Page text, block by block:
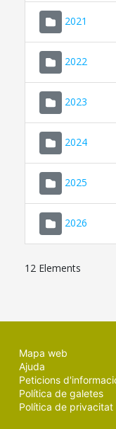
2021
2022
2023
2024
2025
2026
12 Elements
Mapa web
Ajuda
Peticions
Política de galetes
Política de privacitat